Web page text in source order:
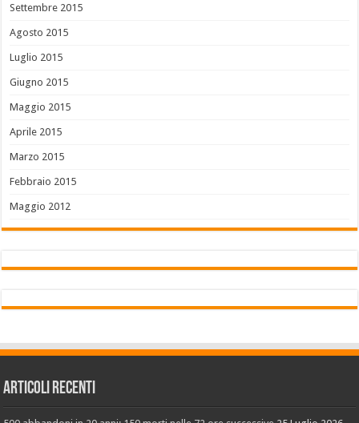
Settembre 2015
Agosto 2015
Luglio 2015
Giugno 2015
Maggio 2015
Aprile 2015
Marzo 2015
Febbraio 2015
Maggio 2012
Articoli recenti